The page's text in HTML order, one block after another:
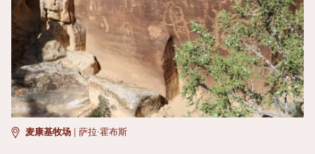
麦康基牧场 萨拉·霍布斯